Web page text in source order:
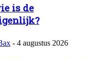
is de
- 4 augustus 2026